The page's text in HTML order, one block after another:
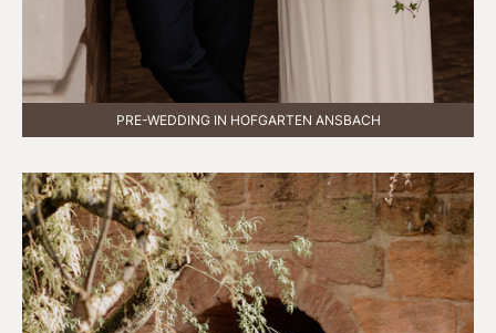
PRE-WEDDING IN HOFGARTEN ANSBACH